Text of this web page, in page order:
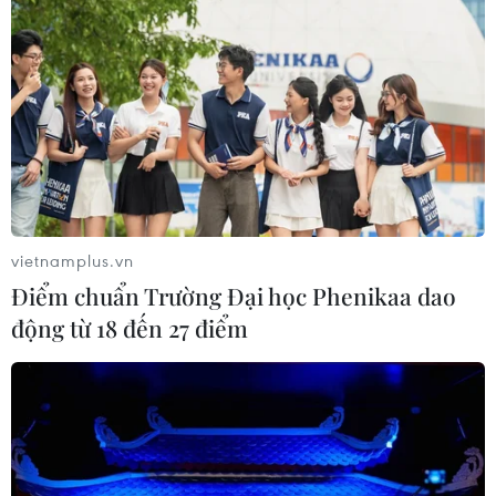
Nhìn lại tuần cao điểm truy vết thần tốc,
quyết liệt ở Quảng Ninh
09/02/2021 02:32
Quảng Ninh đã huy động sức mạnh tổng hợp thực hiện
"3 trước," "4 tại chỗ," quyết liệt đẩy nhanh tối đa tốc độ
vietnamplus.vn
Điểm chuẩn Trường Đại học Phenikaa dao
động từ 18 đến 27 điểm